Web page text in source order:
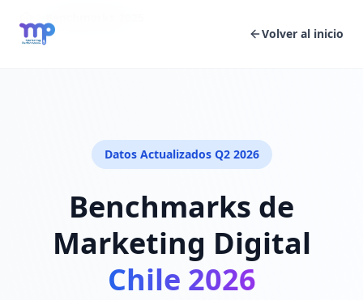
Volver al inicio
Datos Actualizados Q2 2026
Benchmarks de
Marketing Digital
Chile 2026